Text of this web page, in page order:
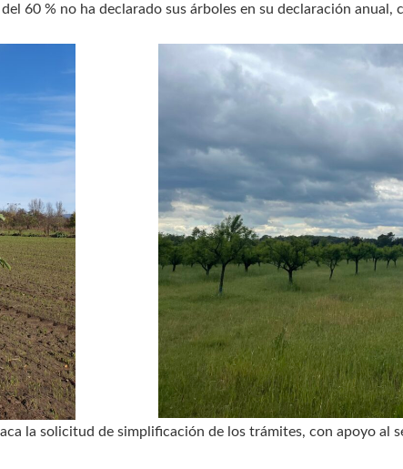
60 % no ha declarado sus árboles en su declaración anual,
la solicitud de simplificación de los trámites, con apoyo al